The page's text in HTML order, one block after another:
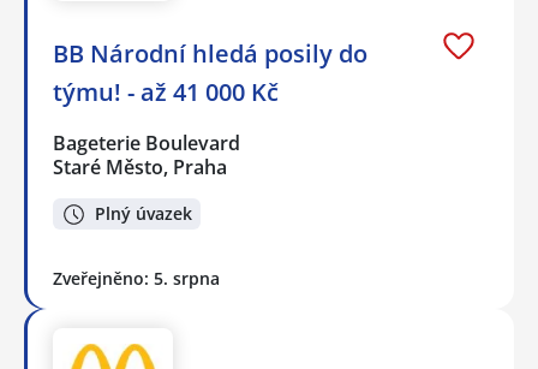
BB Národní hledá posily do
týmu! - až 41 000 Kč
Bageterie Boulevard
Staré Město, Praha
Plný úvazek
Zveřejněno: 5. srpna